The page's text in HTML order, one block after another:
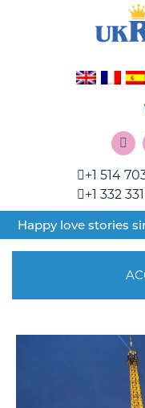
+1 514
+1 332
Happy love stories